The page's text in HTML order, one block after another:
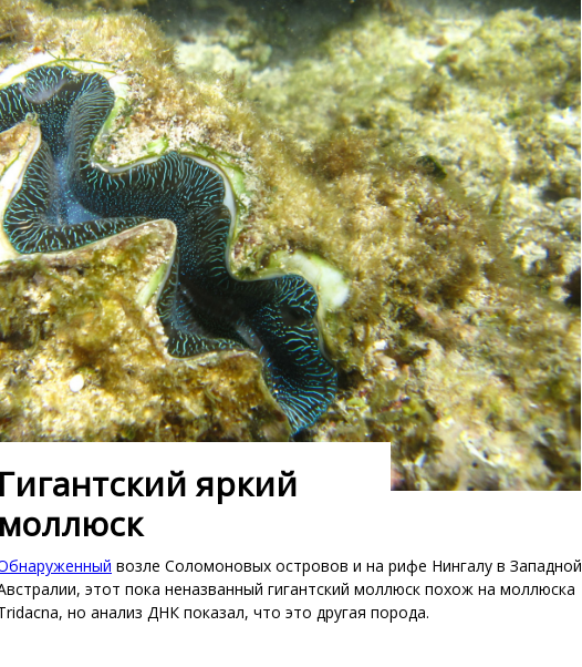
яркий
возле Соломоновых островов и на рифе Нингалу в Западной
этот пока неназванный гигантский моллюск похож на моллюска
но анализ ДНК показал, что это другая порода.